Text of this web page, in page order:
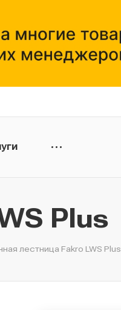
Plus
лестница Fakro LWS Plus